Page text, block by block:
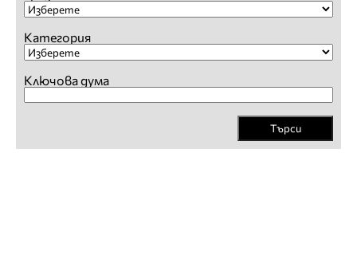
Категория
Ключова дума
Търси